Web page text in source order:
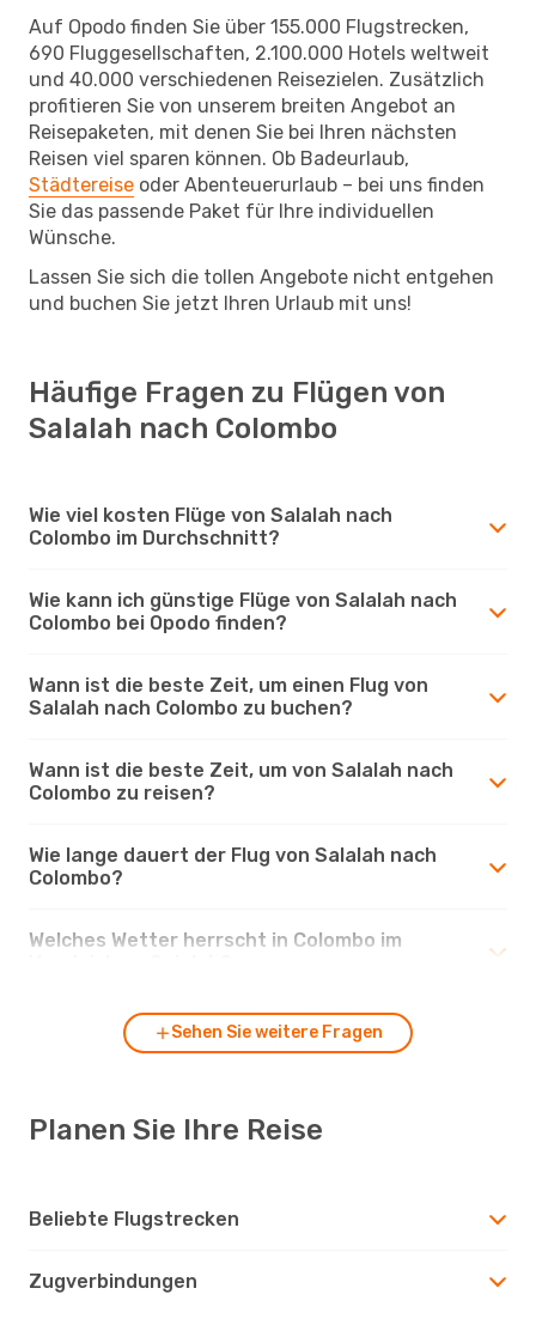
Auf Opodo finden Sie über 155.000 Flugstrecken,
690 Fluggesellschaften, 2.100.000 Hotels weltweit
und 40.000 verschiedenen Reisezielen. Zusätzlich
profitieren Sie von unserem breiten Angebot an
Reisepaketen, mit denen Sie bei Ihren nächsten
Reisen viel sparen können. Ob Badeurlaub,
Städtereise oder Abenteuerurlaub – bei uns finden
Sie das passende Paket für Ihre individuellen
Wünsche.
Lassen Sie sich die tollen Angebote nicht entgehen
und buchen Sie jetzt Ihren Urlaub mit uns!
Häufige Fragen zu Flügen von
Salalah nach Colombo
Wie viel kosten Flüge von Salalah nach
Colombo im Durchschnitt?
Wie kann ich günstige Flüge von Salalah nach
Colombo bei Opodo finden?
Wann ist die beste Zeit, um einen Flug von
Salalah nach Colombo zu buchen?
Wann ist die beste Zeit, um von Salalah nach
Colombo zu reisen?
Wie lange dauert der Flug von Salalah nach
Colombo?
Welches Wetter herrscht in Colombo im
Sehen Sie weitere Fragen
Planen Sie Ihre Reise
Beliebte Flugstrecken
Zugverbindungen